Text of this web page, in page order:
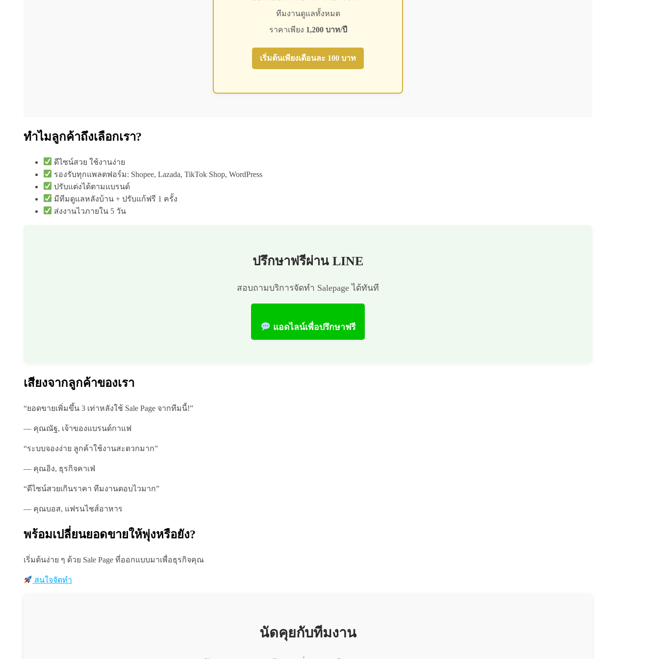
ทีมงานดูแลทั้งหมด
ราคาเพียง 1,200 บาท/ปี
เริ่มต้นเพียงเดือนละ 100 บาท
ทำไมลูกค้าถึงเลือกเรา?
ดีไซน์สวย ใช้งานง่าย
รองรับทุกแพลตฟอร์ม: Shopee, Lazada, TikTok Shop, WordPress
ปรับแต่งได้ตามแบรนด์
มีทีมดูแลหลังบ้าน + ปรับแก้ฟรี 1 ครั้ง
ส่งงานไวภายใน 5 วัน
ปรึกษาฟรีผ่าน LINE
สอบถามบริการจัดทำ Salepage ได้ทันที
แอดไลน์เพื่อปรึกษาฟรี
เสียงจากลูกค้าของเรา
“ยอดขายเพิ่มขึ้น 3 เท่าหลังใช้ Sale Page จากทีมนี้!”
— คุณณัฐ, เจ้าของแบรนด์กาแฟ
“ระบบจองง่าย ลูกค้าใช้งานสะดวกมาก”
— คุณอิง, ธุรกิจคาเฟ่
“ดีไซน์สวยเกินราคา ทีมงานตอบไวมาก”
— คุณบอส, แฟรนไชส์อาหาร
พร้อมเปลี่ยนยอดขายให้พุ่งหรือยัง?
เริ่มต้นง่าย ๆ ด้วย Sale Page ที่ออกแบบมาเพื่อธุรกิจคุณ
สนใจจัดทำ
นัดคุยกับทีมงาน